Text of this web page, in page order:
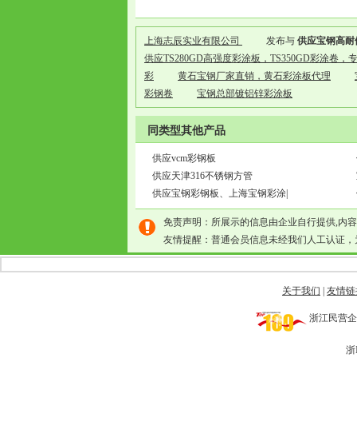
上海志辰实业有限公司 发布与 供应宝钢高
供应TS280GD高强度彩涂板，TS350GD彩涂卷，
彩
黄石宝钢厂家直销，黄石彩涂板代理
彩钢卷
宝钢总部镀铝锌彩涂板
同类型其他产品
供应vcm彩钢板
供应天津316不锈钢方管
供应宝钢彩钢板、上海宝钢彩涂|
免责声明：所展示的信息由企业自行提供,内
友情提醒：普通会员信息未经我们人工认证
关于我们 友情
浙江民营
浙